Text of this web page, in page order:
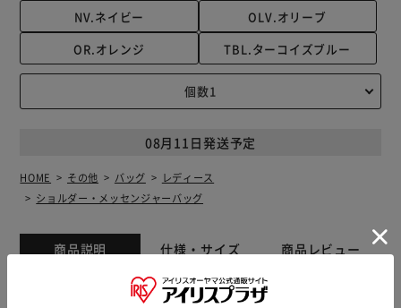
NV.ネイビー
OLV.オリーブ
OR.オレンジ
TBL.ターコイズブルー
08月11日発送予定
HOME その他 バッグ
レディース
ショルダー・メッセンジャーバッグ
商品説明 仕様・サイズ 商品レビュー
【使い勝手バツグンな心強い相棒】 色んなシーンでヘビロ